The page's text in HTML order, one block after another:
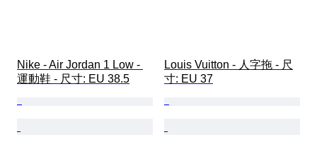
Nike - Air Jordan 1 Low -
運動鞋 - 尺寸: EU 38.5
Louis Vuitton - 人字拖 - 尺
寸: EU 37